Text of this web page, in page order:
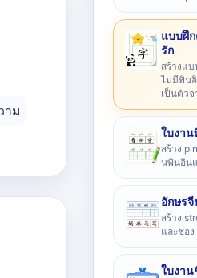
าม
แบบฝึ
รัก
สร้างแ
ไม่มีพิน
เป็นตัว
ใบงา
สร้าง
นพินอิน
อักษร
สร้าง
และช่อ
ใบงา